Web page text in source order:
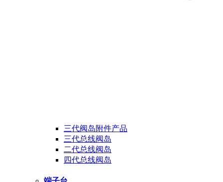
三代阀岛附件产品
三代总线阀岛
二代总线阀岛
四代总线阀岛